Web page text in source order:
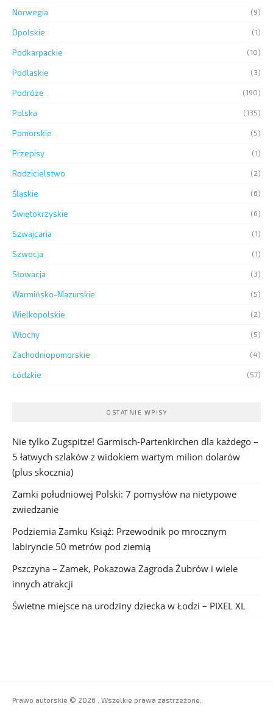
Norwegia (9)
Opolskie (1)
Podkarpackie (10)
Podlaskie (3)
Podróże (190)
Polska (135)
Pomorskie (5)
Przepisy (1)
Rodzicielstwo (2)
Śląskie (6)
Świętokrzyskie (6)
Szwajcaria (1)
Szwecja (1)
Słowacja (3)
Warmińsko-Mazurskie (5)
Wielkopolskie (2)
Włochy (5)
Zachodniopomorskie (4)
Łódzkie (57)
OSTATNIE WPISY
Nie tylko Zugspitze! Garmisch-Partenkirchen dla każdego –
5 łatwych szlaków z widokiem wartym milion dolarów
(plus skocznia)
Zamki południowej Polski: 7 pomysłów na nietypowe
zwiedzanie
Podziemia Zamku Książ: Przewodnik po mrocznym
labiryncie 50 metrów pod ziemią
Pszczyna – Zamek, Pokazowa Zagroda Żubrów i wiele
innych atrakcji
Świetne miejsce na urodziny dziecka w Łodzi – PIXEL XL
Prawo autorskie © 2026 . Wszelkie prawa zastrzeżone.